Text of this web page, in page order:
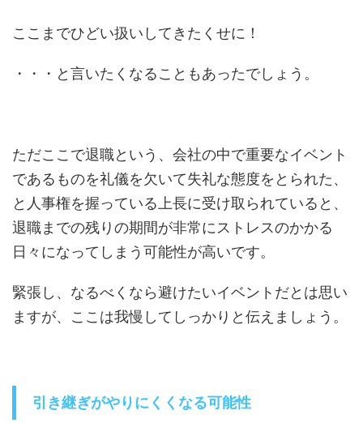
ここまでひどい扱いしてきたくせに！
・・・と言いたくなることもあったでしょう。
ただここで退職という、会社の中で重要なイベント
であるものを礼儀を欠いて失礼な態度をとられた、
と人事権を握っている上長に受け取られていると、
退職までの残りの期間が非常にストレスのかかる
日々になってしまう可能性が高いです。
緊張し、なるべくなら避けたいイベントだとは思い
ますが、ここは我慢してしっかりと伝えましょう。
引き継ぎがやりにくくなる可能性